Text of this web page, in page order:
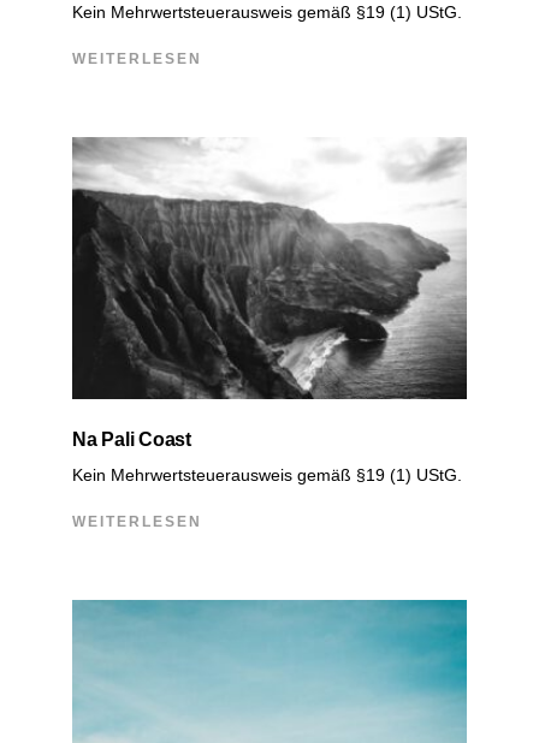
Kein Mehrwertsteuerausweis gemäß §19 (1) UStG.
WEITERLESEN
Na Pali Coast
Kein Mehrwertsteuerausweis gemäß §19 (1) UStG.
WEITERLESEN